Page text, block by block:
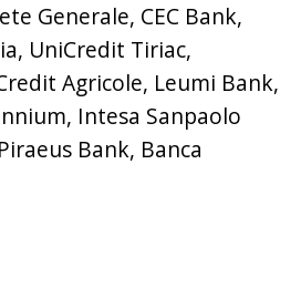
Generale, CEC Bank,
UniCredit Tiriac,
Agricole, Leumi Bank,
Intesa Sanpaolo
Bank, Banca